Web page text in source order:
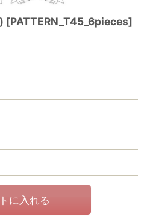
[PATTERN_T45_6pieces]
に入れる